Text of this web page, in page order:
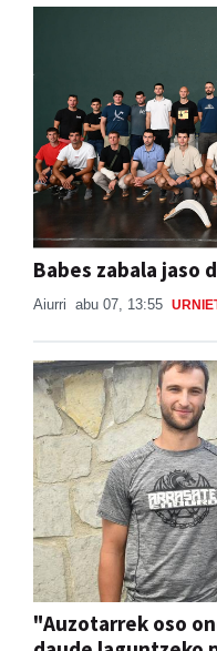
Babes zabala jaso
Aiurri abu 07, 13:55
"Auzotarrek oso